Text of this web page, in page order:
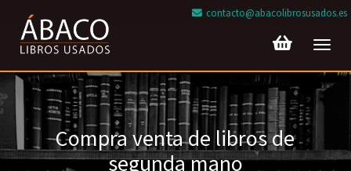
contacto@abacolibrosusados.es
Compra venta de libros de
segunda mano